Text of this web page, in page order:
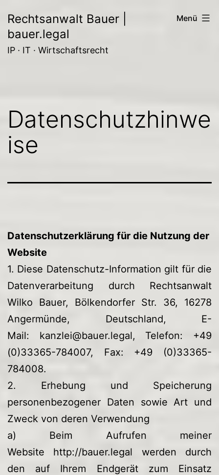
Inhalt
springen
Rechtsanwalt Bauer |
bauer.legal
IP · IT · Wirtschaftsrecht
Menü
Datenschutzhinwe
ise
Datenschutzerklärung für die Nutzung der
Website
1. Diese Datenschutz-Information gilt für die
Datenverarbeitung durch Rechtsanwalt
Wilko Bauer, Bölkendorfer Str. 36, 16278
Angermünde, Deutschland, E-
Mail: kanzlei@bauer.legal, Telefon: +49
(0)33365-784007, Fax: +49 (0)33365-
784008.
2. Erhebung und Speicherung
personenbezogener Daten sowie Art und
Zweck von deren Verwendung
a) Beim Aufrufen meiner
Website http://bauer.legal werden durch
den auf Ihrem Endgerät zum Einsatz